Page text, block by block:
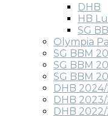
DHB
HB
SG
Olympia
SG BBM
SG BBM
SG BBM
DHB
DHB
DHB